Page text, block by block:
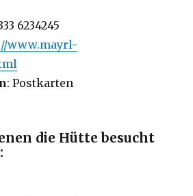
6234245
www.mayrl-
: Postkarten
die Hütte besucht